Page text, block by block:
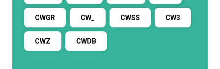
CWGR CW_ CWSS CW3
CWZ CWDB